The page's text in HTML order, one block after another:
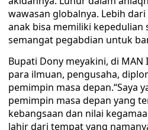
wawasan globalnya. Lebih
anak bisa memiliki kepedulian
semangat pegabdian untuk
Bupati Dony meyakini, di MAN
para ilmuan, pengusaha,
pemimpin masa depan.“Saya
pemimpin masa depan yang
kebangsaan dan nilai
lahir dari tempat yang